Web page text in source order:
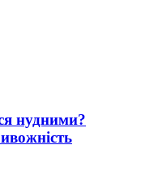
нудними?